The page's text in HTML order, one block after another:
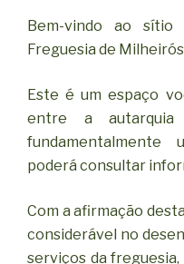
Bem-vindo ao
Freguesia de
Este é um espaço
entre a
fundamentalmente
poderá consultar
Com a afirmação
considerável no
serviços da freguesia,